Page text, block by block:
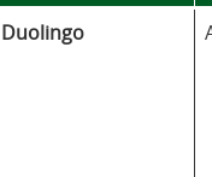
Duolingo